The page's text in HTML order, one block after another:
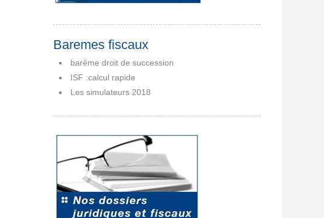
Baremes fiscaux
barême droit de succession
ISF :calcul rapide
Les simulateurs 2018